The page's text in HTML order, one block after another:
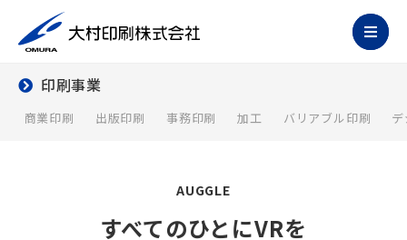
印刷事業
商業印刷 出版印刷 事務印刷 加工 バリアブル印刷
AUGGLE
すべてのひとにVRを